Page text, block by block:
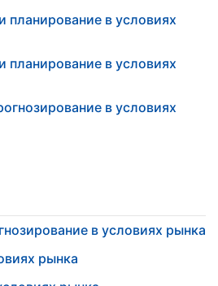
планирование в условиях
планирование в условиях
в условиях
в условиях рынка
рынка